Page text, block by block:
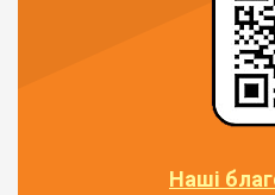
Наші